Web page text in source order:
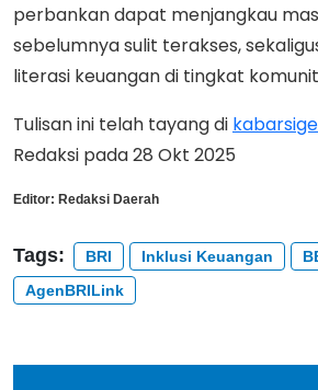
perbankan dapat menjangkau
sebelumnya sulit terakses,
literasi keuangan di tingkat
Tulisan ini telah tayang di
Redaksi pada 28 Okt 2025
Editor: Redaksi Daerah
Tags: BRI Inklusi Keuangan
AgenBRILink